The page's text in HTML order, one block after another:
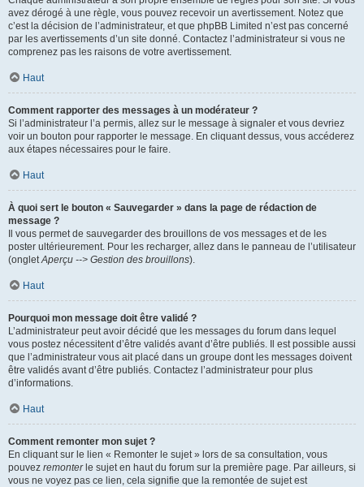
avez dérogé à une règle, vous pouvez recevoir un avertissement. Notez que
c’est la décision de l’administrateur, et que phpBB Limited n’est pas concerné
par les avertissements d’un site donné. Contactez l’administrateur si vous ne
comprenez pas les raisons de votre avertissement.
Haut
Comment rapporter des messages à un modérateur ?
Si l’administrateur l’a permis, allez sur le message à signaler et vous devriez
voir un bouton pour rapporter le message. En cliquant dessus, vous accéderez
aux étapes nécessaires pour le faire.
Haut
À quoi sert le bouton « Sauvegarder » dans la page de rédaction de
message ?
Il vous permet de sauvegarder des brouillons de vos messages et de les
poster ultérieurement. Pour les recharger, allez dans le panneau de l’utilisateur
(ongletAperçu --> Gestion des brouillons).
Haut
Pourquoi mon message doit être validé ?
L’administrateur peut avoir décidé que les messages du forum dans lequel
vous postez nécessitent d’être validés avant d’être publiés. Il est possible aussi
que l’administrateur vous ait placé dans un groupe dont les messages doivent
être validés avant d’être publiés. Contactez l’administrateur pour plus
d’informations.
Haut
Comment remonter mon sujet ?
En cliquant sur le lien « Remonter le sujet » lors de sa consultation, vous
pouvez remonterle sujet en haut du forum sur la première page. Par ailleurs, si
vous ne voyez pas ce lien, cela signifie que la remontée de sujet est